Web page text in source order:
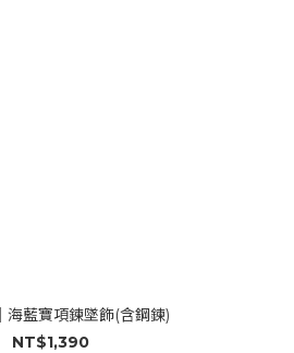
海藍寶項鍊墜飾(含鋼鍊)
NT$1,390